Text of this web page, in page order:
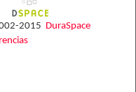
2015 DuraSpace